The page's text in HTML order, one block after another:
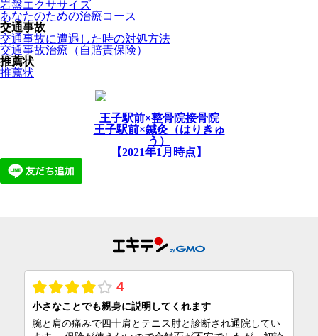
岩盤エクササイズ
あなたのための治療コース
交通事故
交通事故に遭遇した時の対処方法
交通事故治療（自賠責保険）
推薦状
推薦状
王子駅前×整骨院接骨院
王子駅前×鍼灸（はりきゅ
う）
【2021年1月時点】